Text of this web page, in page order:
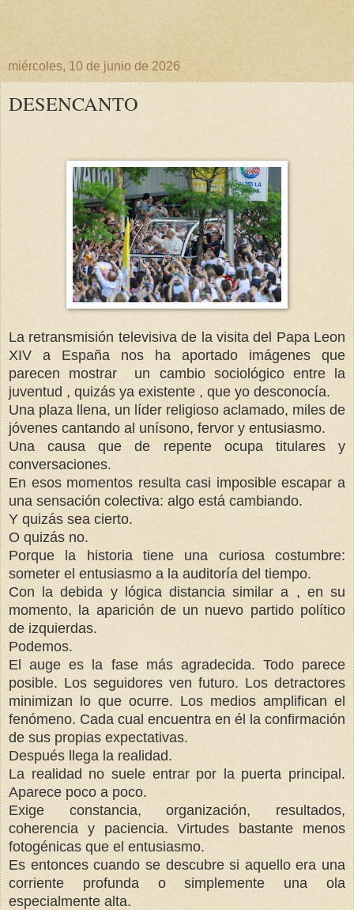
miércoles, 10 de junio de 2026
DESENCANTO
La retransmisión televisiva de la visita del Papa Leon
XIV a España nos ha aportado imágenes que
parecen mostrar un cambio sociológico entre la
juventud , quizás ya existente , que yo desconocía.
Una plaza llena, un líder religioso aclamado, miles de
jóvenes cantando al unísono, fervor y entusiasmo.
Una causa que de repente ocupa titulares y
conversaciones.
En esos momentos resulta casi imposible escapar a
una sensación colectiva: algo está cambiando.
Y quizás sea cierto.
O quizás no.
Porque la historia tiene una curiosa costumbre:
someter el entusiasmo a la auditoría del tiempo.
Con la debida y lógica distancia similar a , en su
momento, la aparición de un nuevo partido político
de izquierdas.
Podemos.
El auge es la fase más agradecida. Todo parece
posible. Los seguidores ven futuro. Los detractores
minimizan lo que ocurre. Los medios amplifican el
fenómeno. Cada cual encuentra en él la confirmación
de sus propias expectativas.
Después llega la realidad.
La realidad no suele entrar por la puerta principal.
Aparece poco a poco.
Exige constancia, organización, resultados,
coherencia y paciencia. Virtudes bastante menos
fotogénicas que el entusiasmo.
Es entonces cuando se descubre si aquello era una
corriente profunda o simplemente una ola
especialmente alta.